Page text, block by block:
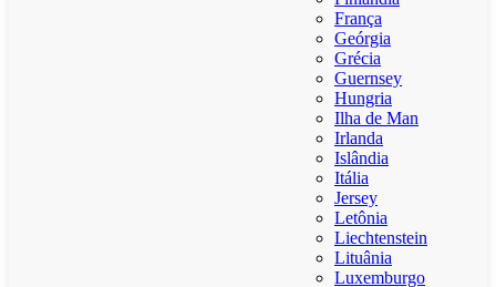
França
Geórgia
Grécia
Guernsey
Hungria
Ilha de Man
Irlanda
Islândia
Itália
Jersey
Letônia
Liechtenstein
Lituânia
Luxemburgo